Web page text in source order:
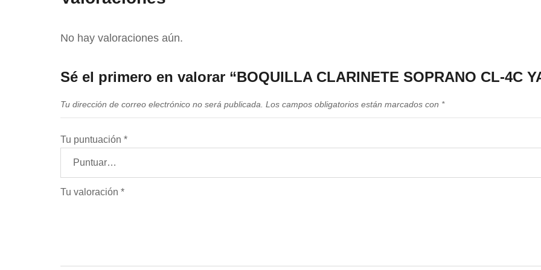
No hay valoraciones aún.
Sé el primero en valorar “BOQUILLA CLARINETE SOPRANO CL-4C
Tu dirección de correo electrónico no será publicada. Los campos obligatorios están marcados con *
Tu puntuación *
Tu valoración *